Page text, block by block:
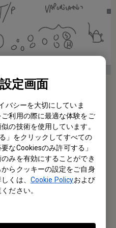
定画面
バシーを大切にしていま
利用の際に最適な体験をご
の技術を使用しています。
」をクリックしてすべての
なCookiesのみ許可する」
みを有効にすることができ
らクッキーの設定をご自身
くは、 Cookie Policyおよび
ださい。
することで物語を続けるこ
法を試す
自由な意見のやり取
適した協調機能が組み
使用しました。この
生も進行中の物語に集
したメディアを使
した。